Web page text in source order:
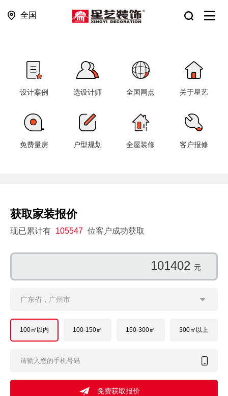
全国
设计案例 选设计师 全国网点 关于星艺
免费量房 户型规划 全屋装修 客户报修
获取家装报价
现已累计有 105547 位客户成功获取
166645 元
广东省，广州市
100㎡以内 100-150㎡ 150-300㎡ 300㎡以上